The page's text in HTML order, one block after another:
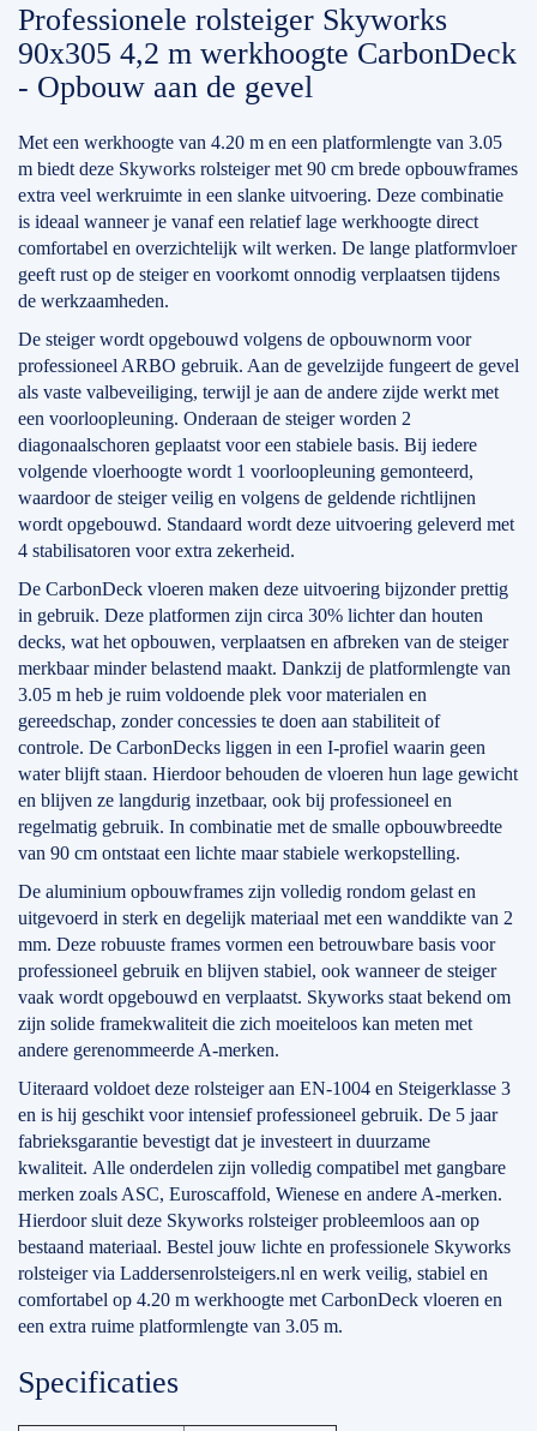
Professionele rolsteiger Skyworks
90x305 4,2 m werkhoogte CarbonDeck
- Opbouw aan de gevel
Met een werkhoogte van 4.20 m en een platformlengte van 3.05
m biedt deze Skyworks rolsteiger met 90 cm brede opbouwframes
extra veel werkruimte in een slanke uitvoering. Deze combinatie
is ideaal wanneer je vanaf een relatief lage werkhoogte direct
comfortabel en overzichtelijk wilt werken. De lange platformvloer
geeft rust op de steiger en voorkomt onnodig verplaatsen tijdens
de werkzaamheden.
De steiger wordt opgebouwd volgens de opbouwnorm voor
professioneel ARBO gebruik. Aan de gevelzijde fungeert de gevel
als vaste valbeveiliging, terwijl je aan de andere zijde werkt met
een voorloopleuning. Onderaan de steiger worden 2
diagonaalschoren geplaatst voor een stabiele basis. Bij iedere
volgende vloerhoogte wordt 1 voorloopleuning gemonteerd,
waardoor de steiger veilig en volgens de geldende richtlijnen
wordt opgebouwd. Standaard wordt deze uitvoering geleverd met
4 stabilisatoren voor extra zekerheid.
De CarbonDeck vloeren maken deze uitvoering bijzonder prettig
in gebruik. Deze platformen zijn circa 30% lichter dan houten
decks, wat het opbouwen, verplaatsen en afbreken van de steiger
merkbaar minder belastend maakt. Dankzij de platformlengte van
3.05 m heb je ruim voldoende plek voor materialen en
gereedschap, zonder concessies te doen aan stabiliteit of
controle. De CarbonDecks liggen in een I-profiel waarin geen
water blijft staan. Hierdoor behouden de vloeren hun lage gewicht
en blijven ze langdurig inzetbaar, ook bij professioneel en
regelmatig gebruik. In combinatie met de smalle opbouwbreedte
van 90 cm ontstaat een lichte maar stabiele werkopstelling.
De aluminium opbouwframes zijn volledig rondom gelast en
uitgevoerd in sterk en degelijk materiaal met een wanddikte van 2
mm. Deze robuuste frames vormen een betrouwbare basis voor
professioneel gebruik en blijven stabiel, ook wanneer de steiger
vaak wordt opgebouwd en verplaatst. Skyworks staat bekend om
zijn solide framekwaliteit die zich moeiteloos kan meten met
andere gerenommeerde A-merken.
Uiteraard voldoet deze rolsteiger aan EN-1004 en Steigerklasse 3
en is hij geschikt voor intensief professioneel gebruik. De 5 jaar
fabrieksgarantie bevestigt dat je investeert in duurzame
kwaliteit. Alle onderdelen zijn volledig compatibel met gangbare
merken zoals ASC, Euroscaffold, Wienese en andere A-merken.
Hierdoor sluit deze Skyworks rolsteiger probleemloos aan op
bestaand materiaal. Bestel jouw lichte en professionele Skyworks
rolsteiger via Laddersenrolsteigers.nl en werk veilig, stabiel en
comfortabel op 4.20 m werkhoogte met CarbonDeck vloeren en
een extra ruime platformlengte van 3.05 m.
Specificaties